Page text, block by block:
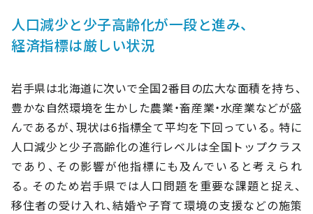
人口減少と少子高齢化が一段と進み、
経済指標は厳しい状況
岩手県は北海道に次いで全国2番目の広大な面積を持ち、
豊かな自然環境を生かした農業・畜産業・水産業などが盛
んであるが、現状は6指標全て平均を下回っている。特に
人口減少と少子高齢化の進行レベルは全国トップクラス
であり、その影響が他指標にも及んでいると考えられ
る。そのため岩手県では人口問題を重要な課題と捉え、
移住者の受け入れ、結婚や子育て環境の支援などの施策